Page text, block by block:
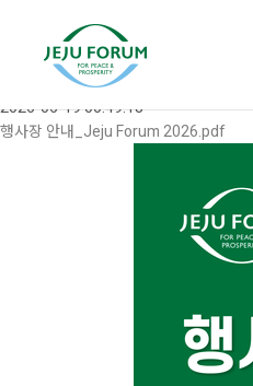
공지사항
[2026 제주포럼] 행사장(해비치 호텔&
2026-06-19 00:49:18
행사장 안내_Jeju Forum 2026.pdf